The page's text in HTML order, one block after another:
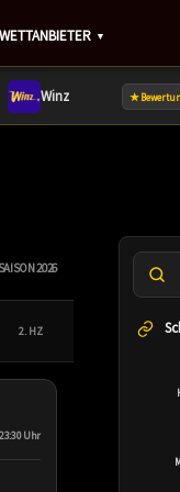
WETTANBIETER ▼
Winz ★
SAISON 2026
2. HZ
23:30 Uhr